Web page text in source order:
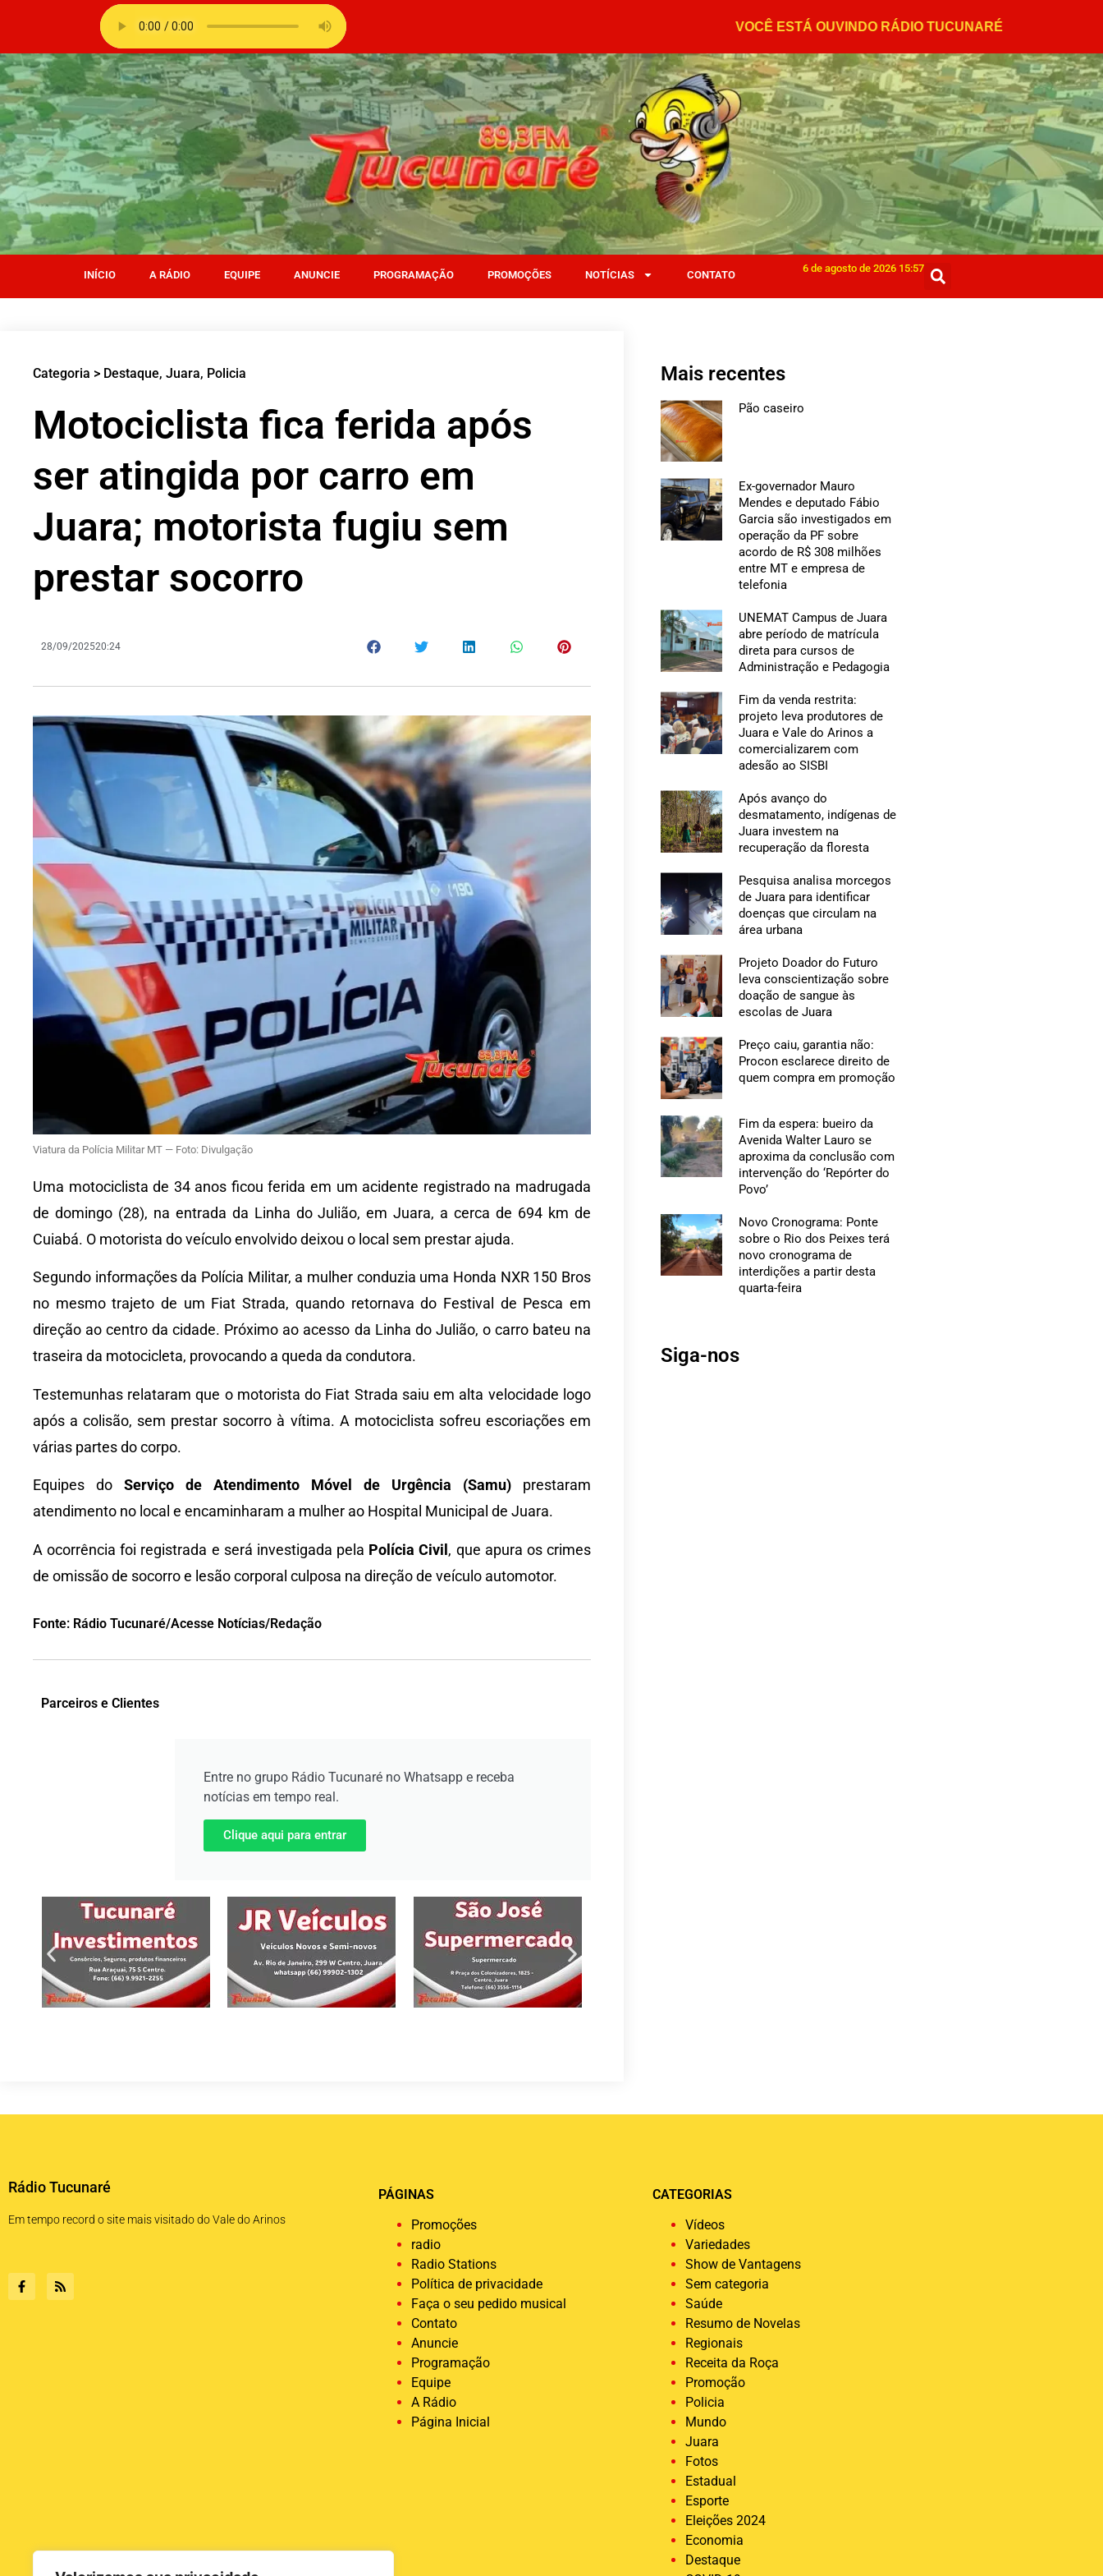
INÍCIO A RÁDIO EQUIPE ANUNCIE PROGRAMAÇÃO PROMOÇÕES NOTÍCIAS CONTATO
6 de agosto de 2026 15:57
Categoria > Destaque, Juara, Policia
Motociclista fica ferida após
ser atingida por carro em
Juara; motorista fugiu sem
prestar socorro
28/09/202520:24
Viatura da Polícia Militar MT — Foto: Divulgação
Uma motociclista de 34 anos ficou ferida em um acidente registrado na madrugada
de domingo (28), na entrada da Linha do Julião, em Juara, a cerca de 694 km de
Cuiabá. O motorista do veículo envolvido deixou o local sem prestar ajuda.
Segundo informações da Polícia Militar, a mulher conduzia uma Honda NXR 150 Bros
no mesmo trajeto de um Fiat Strada, quando retornava do Festival de Pesca em
direção ao centro da cidade. Próximo ao acesso da Linha do Julião, o carro bateu na
traseira da motocicleta, provocando a queda da condutora.
Testemunhas relataram que o motorista do Fiat Strada saiu em alta velocidade logo
após a colisão, sem prestar socorro à vítima. A motociclista sofreu escoriações em
várias partes do corpo.
Equipes do Serviço de Atendimento Móvel de Urgência (Samu) prestaram
atendimento no local e encaminharam a mulher ao Hospital Municipal de Juara.
A ocorrência foi registrada e será investigada pela Polícia Civil, que apura os crimes
de omissão de socorro e lesão corporal culposa na direção de veículo automotor.
Fonte: Rádio Tucunaré/Acesse Notícias/Redação
Parceiros e Clientes
Entre no grupo Rádio Tucunaré no Whatsapp e receba
notícias em tempo real.
Clique aqui para entrar
Mais recentes
Pão caseiro
Ex-governador Mauro
Mendes e deputado Fábio
Garcia são investigados em
operação da PF sobre
acordo de R$ 308 milhões
entre MT e empresa de
telefonia
UNEMAT Campus de Juara
abre período de matrícula
direta para cursos de
Administração e Pedagogia
Fim da venda restrita:
projeto leva produtores de
Juara e Vale do Arinos a
comercializarem com
adesão ao SISBI
Após avanço do
desmatamento, indígenas de
Juara investem na
recuperação da floresta
Pesquisa analisa morcegos
de Juara para identificar
doenças que circulam na
área urbana
Projeto Doador do Futuro
leva conscientização sobre
doação de sangue às
escolas de Juara
Preço caiu, garantia não:
Procon esclarece direito de
quem compra em promoção
Fim da espera: bueiro da
Avenida Walter Lauro se
aproxima da conclusão com
intervenção do ‘Repórter do
Povo’
Novo Cronograma: Ponte
sobre o Rio dos Peixes terá
novo cronograma de
interdições a partir desta
quarta-feira
Siga-nos
Rádio Tucunaré
Em tempo record o site mais visitado do Vale do Arinos
PÁGINAS
Promoções
radio
Radio Stations
Política de privacidade
Faça o seu pedido musical
Contato
Anuncie
Programação
Equipe
A Rádio
Página Inicial
CATEGORIAS
Vídeos
Variedades
Show de Vantagens
Sem categoria
Saúde
Resumo de Novelas
Regionais
Receita da Roça
Promoção
Policia
Mundo
Juara
Fotos
Estadual
Esporte
Eleições 2024
Economia
Destaque